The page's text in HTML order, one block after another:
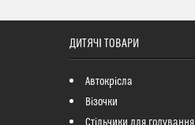
ДИТЯЧІ ТОВАРИ
Автокрісла
Візочки